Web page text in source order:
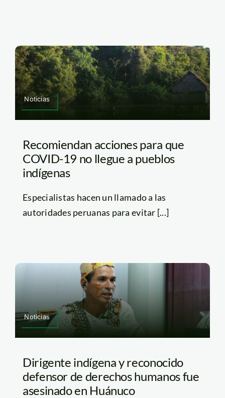
Noticias
Recomiendan acciones para que
COVID-19 no llegue a pueblos
indígenas
Especialistas hacen un llamado a las
autoridades peruanas para evitar [...]
Noticias
Dirigente indígena y reconocido
defensor de derechos humanos fue
asesinado en Huánuco